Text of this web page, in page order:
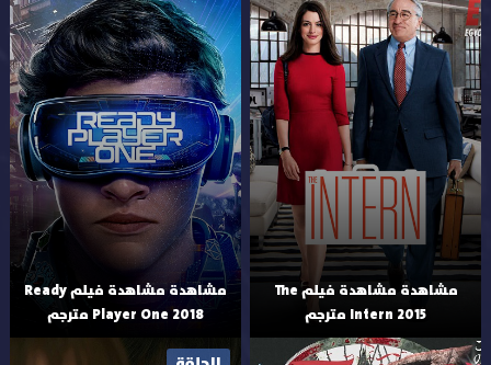
مشاهدة مشاهدة فيلم The
Intern 2015 مترجم
مشاهدة مشاهدة فيلم Ready
Player One 2018 مترجم